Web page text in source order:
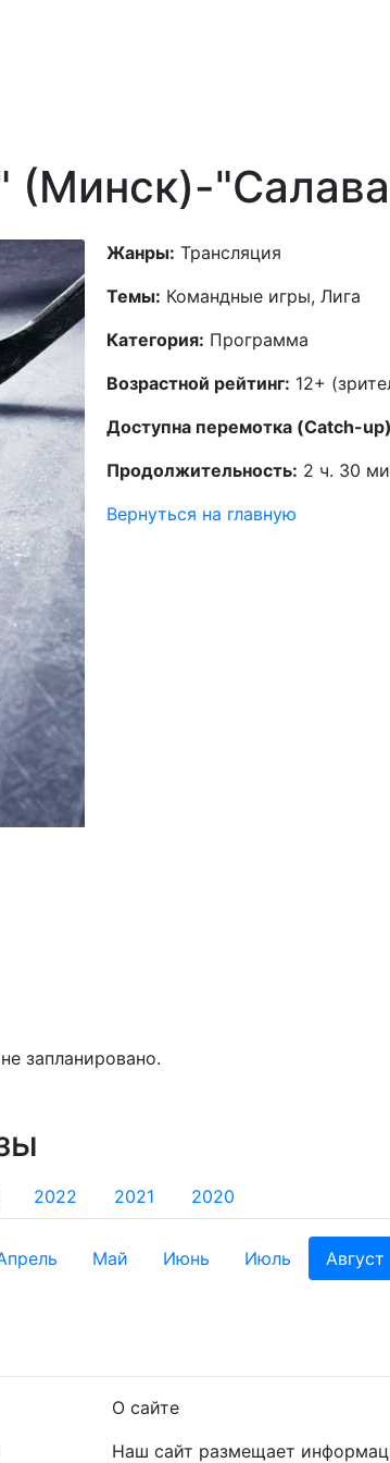
(Минск)-
Жанры: Трансляция
Темы: Командные игры, Лига
Категория: Программа
Возрастной рейтинг: 12+
Доступна перемотка (Catch-
Продолжительность: 2 ч. 30
Вернуться на главную
запланировано.
2022 2021 2020
Май Июнь Июль Август
О сайте
Наш сайт размещает